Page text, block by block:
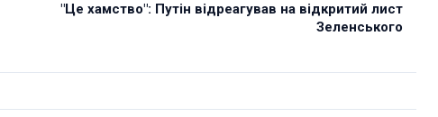
"Це хамство": Путін відреагував на відкритий лист
Зеленського